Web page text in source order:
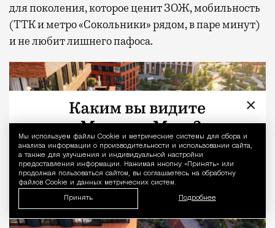
Уведомление
Мы используем файлы Сookie и метрические системы для сбора и
анализа информации о производительности и использовании сайта,
а также для улучшения и индивидуальной настройки
предоставления информации. Нажимая кнопку «Принять» или
продолжая пользоваться сайтом, вы соглашаетесь на обработку
файлов Cookie и данных метрических систем.
Принять Подробнее
для поколения, которое ценит ЗОЖ, мобильность
(ТТК и метро «Сокольники» рядом, в паре минут)
и не любит лишнего пафоса.
×